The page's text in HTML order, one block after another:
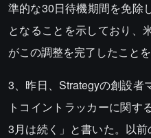
準的な30日待機期間を免除
となることを示しており、
がこの調整を完了したことを
3、昨日、Strategyの創設者
トコイントラッカーに関す
3月は続く」と書いた。以